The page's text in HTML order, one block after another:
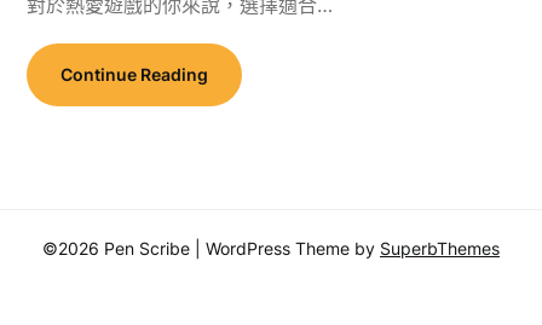
對於熱愛遊戲的你來說，選擇適合…
Continue Reading
©2026 Pen Scribe | WordPress Theme by SuperbThemes